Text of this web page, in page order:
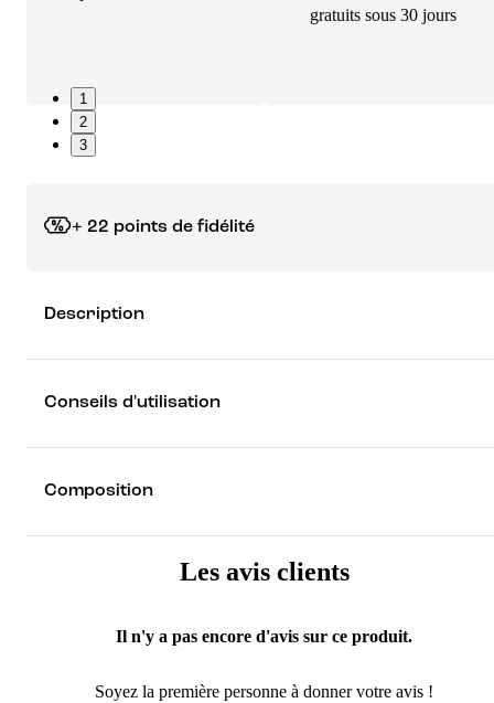
gratuits sous 30 jours
1
2
3
+ 22 points de fidélité
rêver !
Découvrez les récompenses
Description
Conseils d'utilisation
Composition
Les avis clients
Il n'y a pas encore d'avis sur ce produit.
Soyez la première personne à donner votre avis !